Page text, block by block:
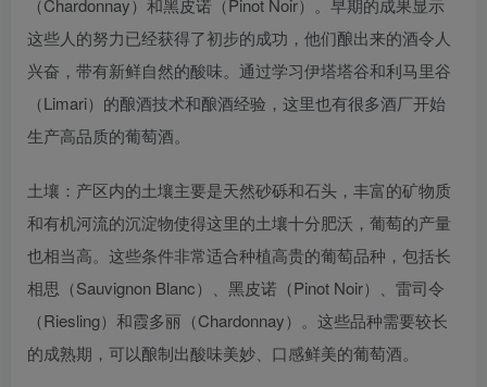
（Chardonnay）和黑皮诺（Pinot Noir）。早期的成果显示
这些人的努力已经获得了初步的成功，他们酿出来的酒令人
兴奋，带有新鲜自然的酸味。通过学习伊塔塔谷和利马里谷
（Limari）的酿酒技术和酿酒经验，这里也有很多酒厂开始
生产高品质的葡萄酒。
土壤：产区内的土壤主要是天然砂砾和石头，丰富的矿物质
和有机河流的沉淀物使得这里的土壤十分肥沃，葡萄的产量
也相当高。这些条件非常适合种植高贵的葡萄品种，包括长
相思（Sauvignon Blanc）、黑皮诺（Pinot Noir）、雷司令
（Riesling）和霞多丽（Chardonnay）。这些品种需要较长
的成熟期，可以酿制出酸味美妙、口感鲜美的葡萄酒。